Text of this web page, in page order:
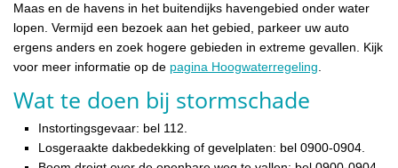
Maas en de havens in het buitendijks havengebied onder water
lopen. Vermijd een bezoek aan het gebied, parkeer uw auto
ergens anders en zoek hogere gebieden in extreme gevallen. Kijk
voor meer informatie op de pagina Hoogwaterregeling.
Wat te doen bij stormschade
Instortingsgevaar: bel 112.
Losgeraakte dakbedekking of gevelplaten: bel 0900-0904.